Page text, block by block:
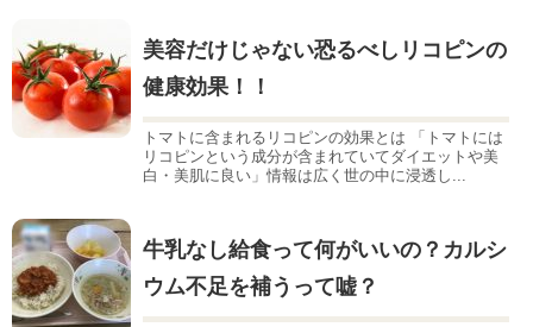
美容だけじゃない恐るべしリコピンの
健康効果！！
トマトに含まれるリコピンの効果とは 「トマトには
リコピンという成分が含まれていてダイエットや美
白・美肌に良い」情報は広く世の中に浸透し...
牛乳なし給食って何がいいの？カルシ
ウム不足を補うって嘘？